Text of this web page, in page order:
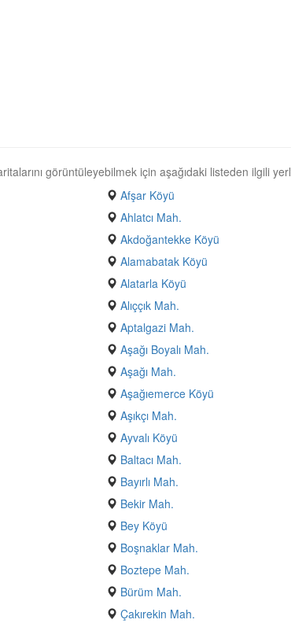
görüntüleyebilmek için aşağıdaki listeden ilgili
Afşar Köyü
Ahlatcı Mah.
Akdoğantekke Köyü
Alamabatak Köyü
Alatarla Köyü
Alıççık Mah.
Aptalgazi Mah.
Aşağı Boyalı Mah.
Aşağı Mah.
Aşağıemerce Köyü
Aşıkçı Mah.
Ayvalı Köyü
Baltacı Mah.
Bayırlı Mah.
Bekir Mah.
Bey Köyü
Boşnaklar Mah.
Boztepe Mah.
Bürüm Mah.
Çakırekin Mah.